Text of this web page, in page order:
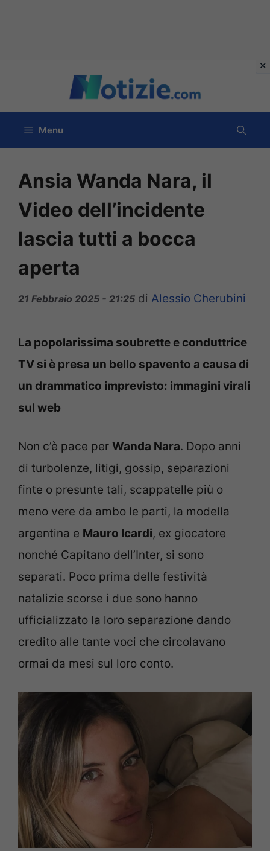
contenuto
Menu
Ansia Wanda Nara, il
Video dell’incidente
lascia tutti a bocca
aperta
21 Febbraio 2025 - 21:25 di Alessio Cherubini
La popolarissima soubrette e conduttrice
TV si è presa un bello spavento a causa di
un drammatico imprevisto: immagini virali
sul web
Non c’è pace per Wanda Nara. Dopo anni
di turbolenze, litigi, gossip, separazioni
finte o presunte tali, scappatelle più o
meno vere da ambo le parti, la modella
argentina e Mauro Icardi, ex giocatore
nonché Capitano dell’Inter, si sono
separati. Poco prima delle festività
natalizie scorse i due sono hanno
ufficializzato la loro separazione dando
credito alle tante voci che circolavano
ormai da mesi sul loro conto.